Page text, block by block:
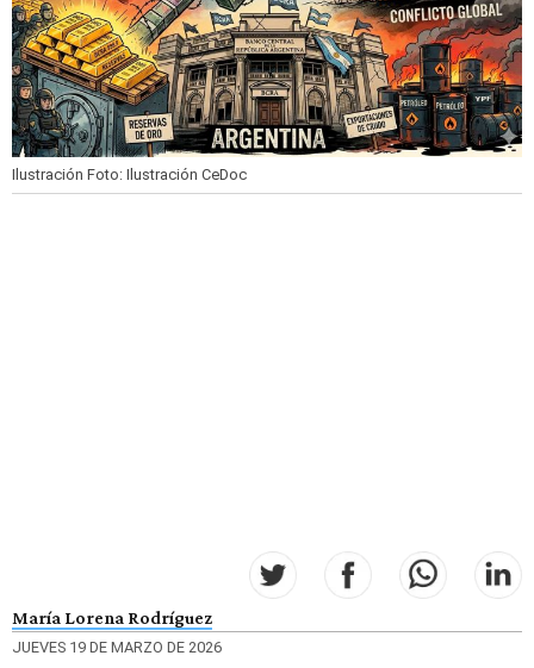
Ilustración Foto: Ilustración CeDoc
María Lorena Rodríguez
JUEVES 19 DE MARZO DE 2026